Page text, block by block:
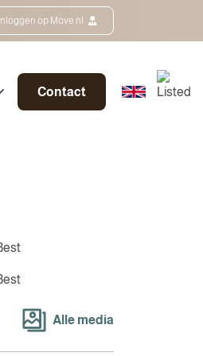
Inloggen op Move.nl
Contact
Alle media